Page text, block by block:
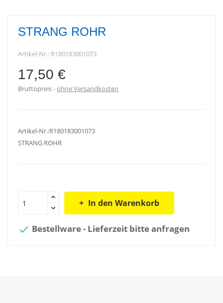
STRANG ROHR
Artikel-Nr.: R180183001073
17,50 €
Bruttopreis ohne Versandkosten
Artikel-Nr.:R180183001073
STRANG ROHR
In den Warenkorb
 Bestellware - Lieferzeit bitte anfragen